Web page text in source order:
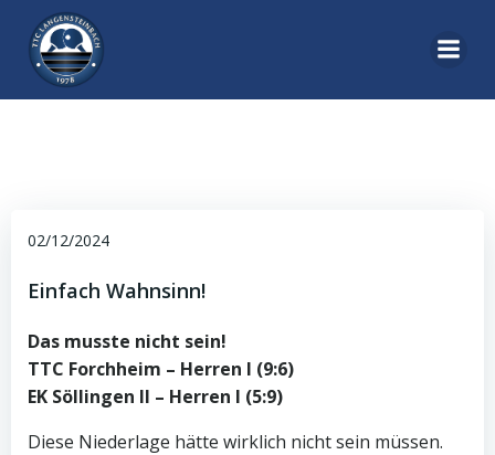
02/12/2024
Einfach Wahnsinn!
Das musste nicht sein!
TTC Forchheim – Herren I (9:6)
EK Söllingen II – Herren I (5:9)
Diese Niederlage hätte wirklich nicht sein müssen.